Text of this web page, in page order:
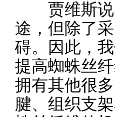
贾维斯说
途，但除了
碍。因此，
提高蜘蛛丝
拥有其他很
腱、组织支